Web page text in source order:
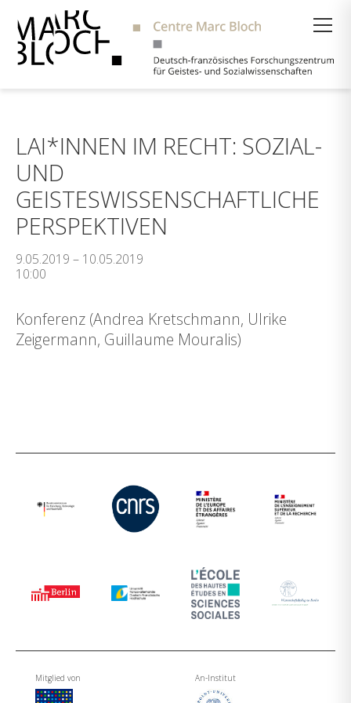
LAI*INNEN IM RECHT: SOZIAL-
UND
GEISTESWISSENSCHAFTLICHE
PERSPEKTIVEN
9.05.2019 – 10.05.2019
10:00
Konferenz (Andrea Kretschmann, Ulrike
Zeigermann, Guillaume Mouralis)
Mitglied von An-Institut